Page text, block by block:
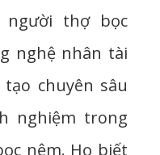
người thợ bọc
nghệ nhân tài
chuyên sâu
nghiệm trong
nệm. Họ biết